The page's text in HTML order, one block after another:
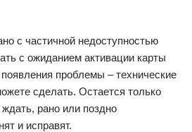
с частичной недоступностью
с ожиданием активации карты
проблемы – технические
сделать. Остается только
рано или поздно
и исправят.